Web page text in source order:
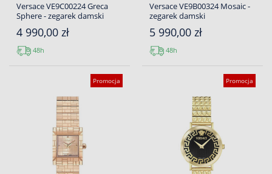
Versace VE9C00224 Greca
Sphere - zegarek damski
4 990,00 zł
48h
Versace VE9B00324 Mosaic -
zegarek damski
5 990,00 zł
48h
Promocja Promocja